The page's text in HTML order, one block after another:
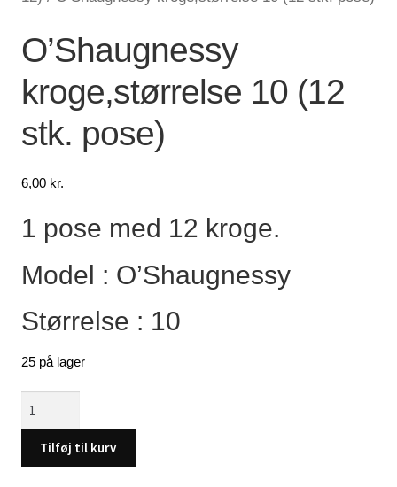
Min Konto
Glemt adgangskode
O’Shaugnessy
kroge,størrelse 10 (12
stk. pose)
6,00 kr.
1 pose med 12 kroge.
Model : O’Shaugnessy
Størrelse : 10
25 på lager
(12
Tilføj til kurv